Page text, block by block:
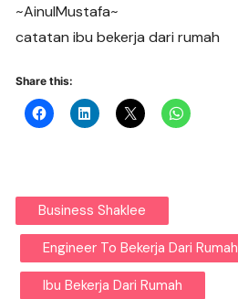
~AinulMustafa~
catatan ibu bekerja dari rumah
Share this:
Business Shaklee
Engineer To Bekerja Dari Rumah
Ibu Bekerja Dari Rumah